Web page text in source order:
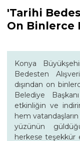
'Tarihi
On Binlerce
Konya
Bedesten
dışından on
Belediye
etkinliğin ve
hem
yüzünün
herkese teşekkür